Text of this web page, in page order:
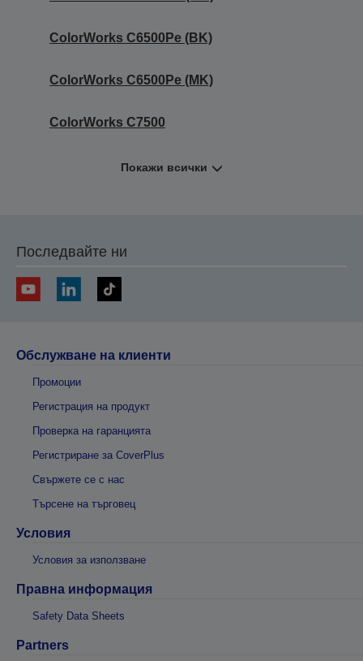
ColorWorks C6500Pe (BK)
ColorWorks C6500Pe (MK)
ColorWorks C7500
Покажи всички
Последвайте ни
Обслужване на клиенти
Промоции
Регистрация на продукт
Проверка на гаранцията
Регистриране за CoverPlus
Свържете се с нас
Търсене на търговец
Условия
Условия за използване
Правна информация
Safety Data Sheets
Partners